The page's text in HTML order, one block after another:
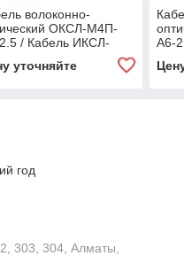
волоконно-
ОКСЛ-М4П-
/ Кабель ИКСЛ-
уточняйте
А6-
год
303, 304, Алматы,